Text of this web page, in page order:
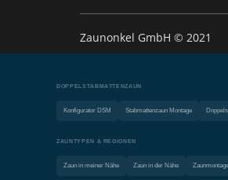
Zaunonkel GmbH © 2021
DOPPELSTABMATTENZAUN
Konfigurator DSM Stabmattenzaun Montage
ZAUNTYPEN & REGIONEN
Zaun in meiner Nähe Zaun in der Nähe